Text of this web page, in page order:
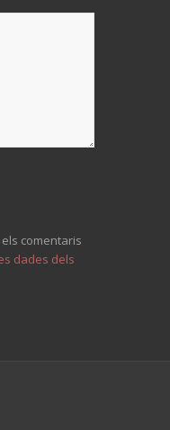
comentaris
dades dels